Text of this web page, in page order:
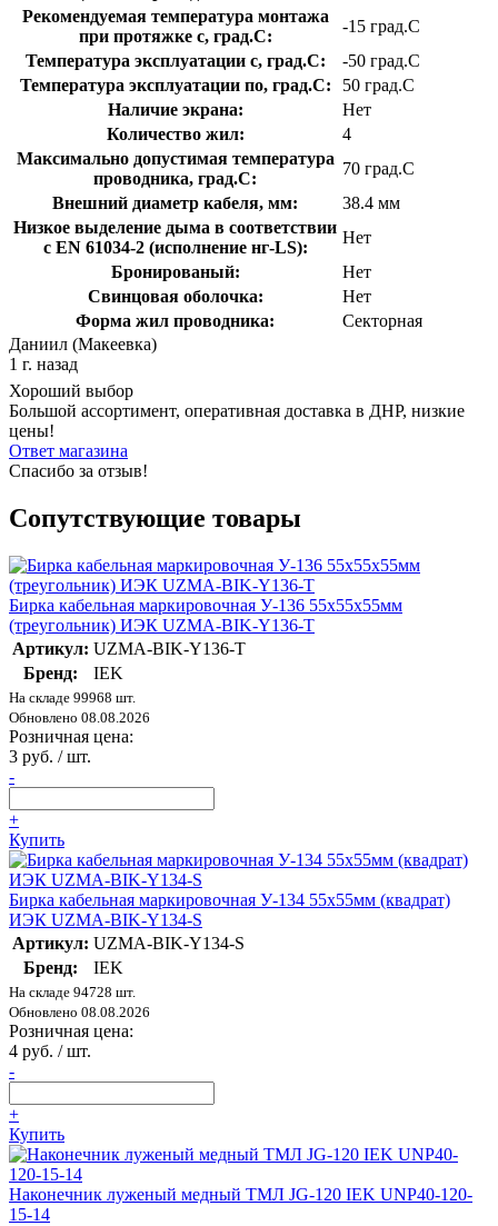
Рекомендуемая температура монтажа
при протяжке с, град.C:
-15 град.C
Температура эксплуатации с, град.C:
-50 град.C
Температура эксплуатации по, град.C:
50 град.C
Наличие экрана:
Нет
Количество жил:
4
Максимально допустимая температура
проводника, град.C:
70 град.C
Внешний диаметр кабеля, мм:
38.4 мм
Низкое выделение дыма в соответствии
с EN 61034-2 (исполнение нг-LS):
Нет
Бронированый:
Нет
Свинцовая оболочка:
Нет
Форма жил проводника:
Секторная
Даниил (Макеевка)
1 г. назад
Хороший выбор
Большой ассортимент, оперативная доставка в ДНР, низкие
цены!
Ответ магазина
Спасибо за отзыв!
Сопутствующие товары
Бирка кабельная маркировочная У-136 55х55х55мм
(треугольник) ИЭК UZMA-BIK-Y136-T
Артикул: UZMA-BIK-Y136-T
Бренд:
IEK
На складе 99968 шт.
Обновлено 08.08.2026
Розничная цена:
3 руб. / шт.
-
+
Купить
Бирка кабельная маркировочная У-134 55х55мм (квадрат)
ИЭК UZMA-BIK-Y134-S
Артикул: UZMA-BIK-Y134-S
Бренд:
IEK
На складе 94728 шт.
Обновлено 08.08.2026
Розничная цена:
4 руб. / шт.
-
+
Купить
Наконечник луженый медный ТМЛ JG-120 IEK UNP40-120-
15-14